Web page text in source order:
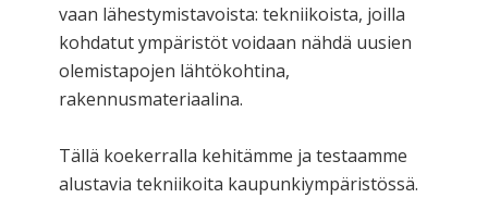
vaan lähestymistavoista: tekniikoista, joilla
kohdatut ympäristöt voidaan nähdä uusien
olemistapojen lähtökohtina,
rakennusmateriaalina.
Tällä koekerralla kehitämme ja testaamme
alustavia tekniikoita kaupunkiympäristössä.